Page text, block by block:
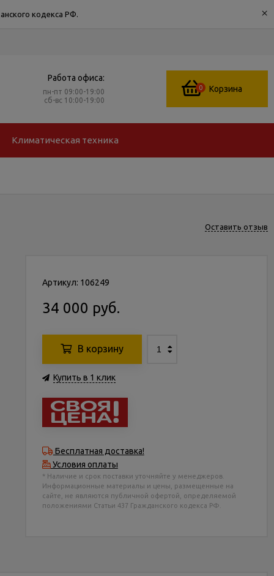
кодекса РФ. ×
Работа офиса:
пн-пт 09:00-19:00
сб-вс 10:00-19:00
0 Корзина
Климатическая техника
Оставить отзыв
Артикул: 106249
34 000 руб.
В корзину
Купить в 1 клик
Бесплатная доставка!
Условия оплаты
* Наличие и срок поставки уточняйте у менеджеров.
Информационные материалы и цены, размещенные на
сайте, не являются публичной офертой, определяемой
положениями Статьи 437 Гражданского кодекса РФ.